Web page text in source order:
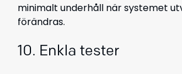
minimalt underhåll när systemet
förändras.
10. Enkla tester